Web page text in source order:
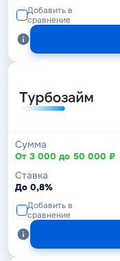
Добавить в
сравнение
Сумма
От 3 000 до 50 000 ₽
Ставка
До 0,8%
Добавить в
сравнение